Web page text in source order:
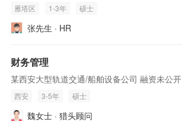
雁塔区 1-3年 硕士
张先生 · HR
财务管理
某西安大型轨道交通/船舶设备公司 融资未公开
西安 3-5年 硕士
魏女士 · 猎头顾问